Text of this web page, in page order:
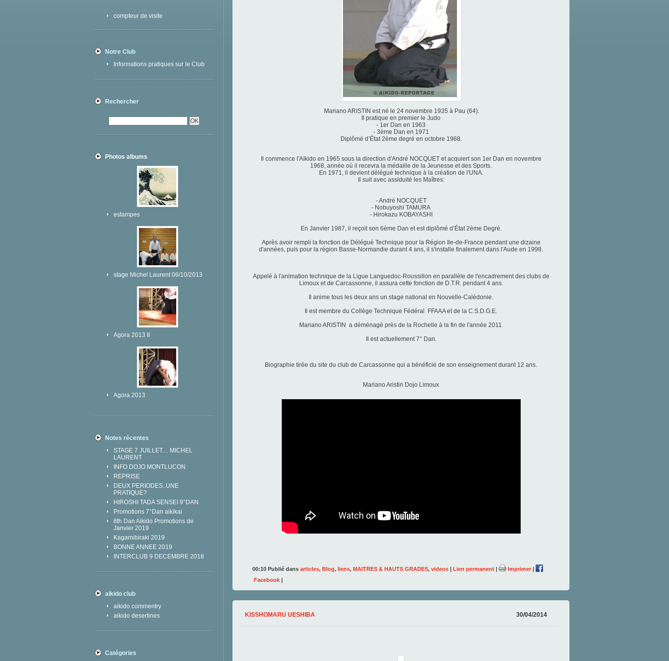
compteur de visite
Notre Club
Informations pratiques sur le Club
Rechercher
Photos albums
estampes
stage Michel Laurent 06/10/2013
Agora 2013 II
Agora 2013
Notes récentes
STAGE 7 JUILLET.... MICHEL
LAURENT
INFO DOJO MONTLUCON
REPRISE
DEUX PERIODES..UNE
PRATIQUE?
HIROSHI TADA SENSEI 9°DAN
Promotions 7°Dan aikikai
8th Dan Aikido Promotions de
Janvier 2019
Kagamibiraki 2019
BONNE ANNEE 2019
INTERCLUB 9 DECEMBRE 2018
aikido club
aikido commentry
aikido desertines
Catégories
Mariano ARISTIN est né le 24 novembre 1935 à Pau (64).
Il pratique en premier le Judo
- 1er Dan en 1963
- 3ème Dan en 1971
Diplômé d’État 2ème degré en octobre 1968.
Il commence l'Aïkido en 1965 sous la direction d'André NOCQUET et acquiert son 1er Dan en novembre
1968, année où il recevra la médaille de la Jeunesse et des Sports.
En 1971, il devient délégué technique à la création de l'UNA.
Il suit avec assiduité les Maîtres:
- André NOCQUET
- Nobuyoshi TAMURA
- Hirokazu KOBAYASHI
En Janvier 1987, il reçoit son 6ème Dan et est diplômé d’État 2ème Degré.
Après avoir rempli la fonction de Délégué Technique pour la Région Ile-de-France pendant une dizaine
d'années, puis pour la région Basse-Normandie durant 4 ans, il s'installe finalement dans l'Aude en 1998.
Appelé à l'animation technique de la Ligue Languedoc-Roussillon en parallèle de l'encadrement des clubs de
Limoux et de Carcassonne, il assura cette fonction de D.T.R. pendant 4 ans.
Il anime tous les deux ans un stage national en Nouvelle-Calédonie.
Il est membre du Collège Technique Fédéral FFAAA et de la C.S.D.G.E.
Mariano ARISTIN a déménagé près de la Rochelle à la fin de l'année 2011.
Il est actuellement 7° Dan.
Biographie tirée du site du club de Carcassonne qui a bénéficié de son enseignement durant 12 ans.
Mariano Aristin Dojo Limoux
00:10 Publié dans articles, Blog, liens, MAITRES & HAUTS GRADES, videos | Lien permanent | Imprimer |
Facebook |
30/04/2014
KISSHOMARU UESHIBA